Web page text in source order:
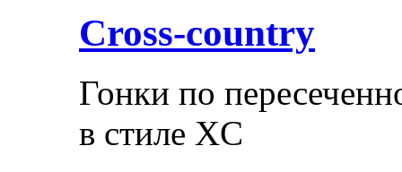
Cross-сountry
Гонки по
в стиле XC